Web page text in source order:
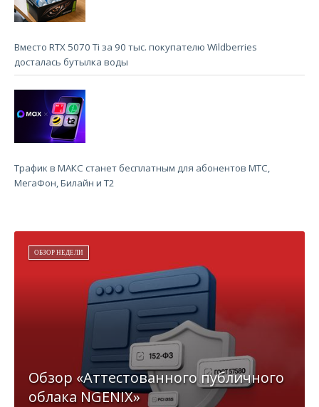
Вместо RTX 5070 Ti за 90 тыс. покупателю Wildberries
досталась бутылка воды
Трафик в МАКС станет бесплатным для абонентов МТС,
МегаФон, Билайн и Т2
ОБЗОР НЕДЕЛИ
Обзор «Аттестованного публичного
облака NGENIX»